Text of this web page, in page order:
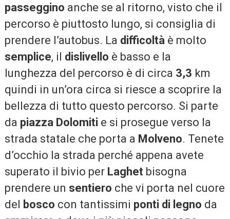
passeggino anche se al ritorno, visto che il
percorso è piuttosto lungo, si consiglia di
prendere l’autobus. La difficoltà è molto
semplice, il dislivello è basso e la
lunghezza del percorso è di circa 3,3 km
quindi in un’ora circa si riesce a scoprire la
bellezza di tutto questo percorso. Si parte
da piazza Dolomiti e si prosegue verso la
strada statale che porta a Molveno. Tenete
d’occhio la strada perché appena avete
superato il bivio per Laghet bisogna
prendere un sentiero che vi porta nel cuore
del bosco con tantissimi ponti di legno da